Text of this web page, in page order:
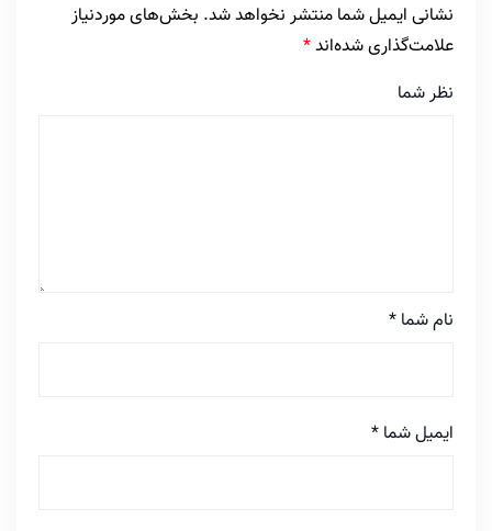
نشانی ایمیل شما منتشر نخواهد شد. بخش‌های موردنیاز
علامت‌گذاری شده‌اند*
نظر شما
نام شما *
ایمیل شما *